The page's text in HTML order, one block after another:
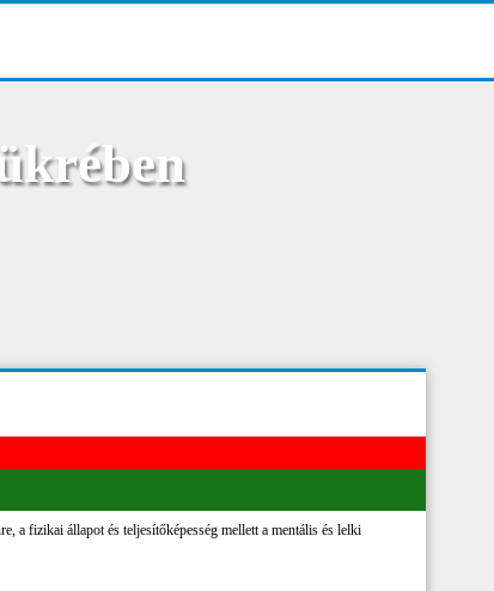
a fizikai állapot és teljesítőképesség mellett a mentális és lelki